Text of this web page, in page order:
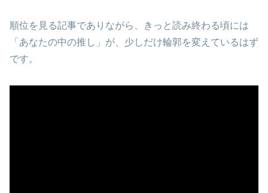
順位を見る記事でありながら、きっと読み終わる頃には
「あなたの中の推し」が、少しだけ輪郭を変えているはず
です。